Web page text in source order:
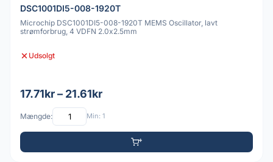
DSC1001DI5-008-1920T
Microchip DSC1001DI5-008-1920T MEMS Oscillator, lavt
strømforbrug, 4 VDFN 2.0x2.5mm
Udsolgt
17.71kr – 21.61kr
Mængde: Min: 1